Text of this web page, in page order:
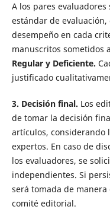
A los pares
estándar de
desempeño en cada
manuscritos sometidos
Regular y Deficiente.
justificado
3. Decisión final. Los
de tomar la decisión
artículos, considerando
expertos. En caso de
los evaluadores, se
independientes. Si
será tomada de
comité editorial.